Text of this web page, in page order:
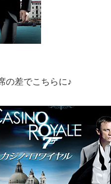
の差でこちらに♪